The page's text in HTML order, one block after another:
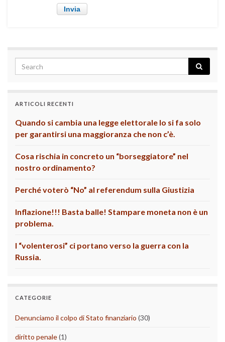
ARTICOLI RECENTI
Quando si cambia una legge elettorale lo si fa solo
per garantirsi una maggioranza che non c’è.
Cosa rischia in concreto un “borseggiatore” nel
nostro ordinamento?
Perché voterò “No” al referendum sulla Giustizia
Inflazione!!! Basta balle! Stampare moneta non è un
problema.
I “volenterosi” ci portano verso la guerra con la
Russia.
CATEGORIE
Denunciamo il colpo di Stato finanziario (30)
diritto penale(1)